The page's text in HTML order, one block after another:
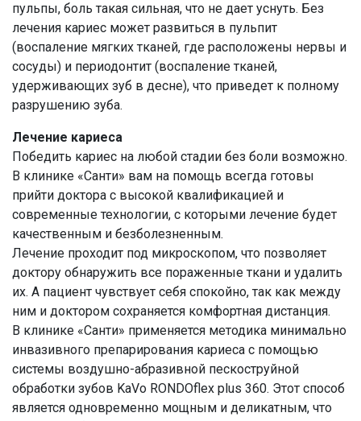
пульпы, боль такая сильная, что не дает уснуть. Без
лечения кариес может развиться в пульпит
(воспаление мягких тканей, где расположены нервы и
сосуды) и периодонтит (воспаление тканей,
удерживающих зуб в десне), что приведет к полному
разрушению зуба.
Лечение кариеса
Победить кариес на любой стадии без боли возможно.
В клинике «Санти» вам на помощь всегда готовы
прийти доктора с высокой квалификацией и
современные технологии, с которыми лечение будет
качественным и безболезненным.
Лечение проходит под микроскопом, что позволяет
доктору обнаружить все пораженные ткани и удалить
их. А пациент чувствует себя спокойно, так как между
ним и доктором сохраняется комфортная дистанция.
В клинике «Санти» применяется методика минимально
инвазивного препарирования кариеса с помощью
системы воздушно-абразивной пескоструйной
обработки зубов KaVo RONDOflex plus 360. Этот способ
является одновременно мощным и деликатным, что